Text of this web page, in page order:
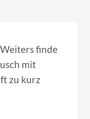
finde
mit
zu kurz